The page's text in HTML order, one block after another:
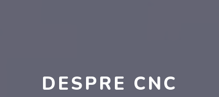
DESPRE CNC